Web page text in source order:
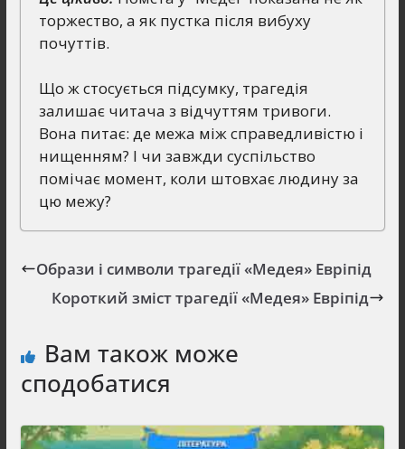
торжество, а як пустка після вибуху
почуттів.
Що ж стосується підсумку, трагедія
залишає читача з відчуттям тривоги.
Вона питає: де межа між справедливістю і
нищенням? І чи завжди суспільство
помічає момент, коли штовхає людину за
цю межу?
Образи і символи трагедії «Медея» Евріпід
Короткий зміст трагедії «Медея» Евріпід
Вам також може
сподобатися